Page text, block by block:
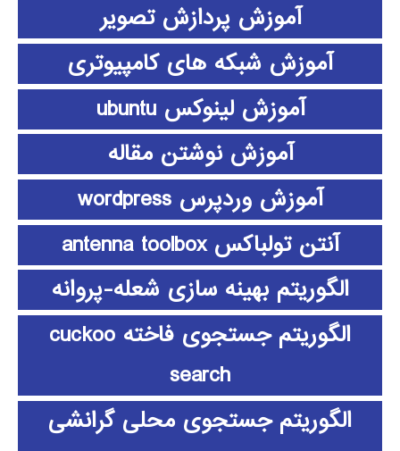
آموزش پردازش تصویر
آموزش شبکه های کامپیوتری
آموزش لینوکس ubuntu
آموزش نوشتن مقاله
آموزش وردپرس wordpress
آنتن تولباکس antenna toolbox
الگوریتم بهینه سازی شعله-پروانه
الگوریتم جستجوی فاخته cuckoo
search
الگوریتم جستجوی محلی گرانشی